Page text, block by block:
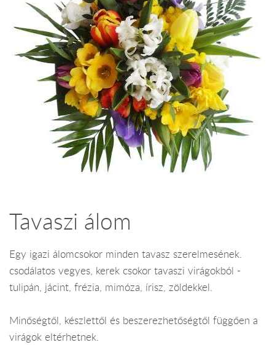
Tavaszi álom
Egy igazi álomcsokor minden tavasz szerelmesének.
csodálatos vegyes, kerek csokor tavaszi virágokból -
tulipán, jácint, frézia, mimóza, írisz, zöldekkel.
Minőségtől, készlettől és beszerezhetőségtől függően a
virágok eltérhetnek.